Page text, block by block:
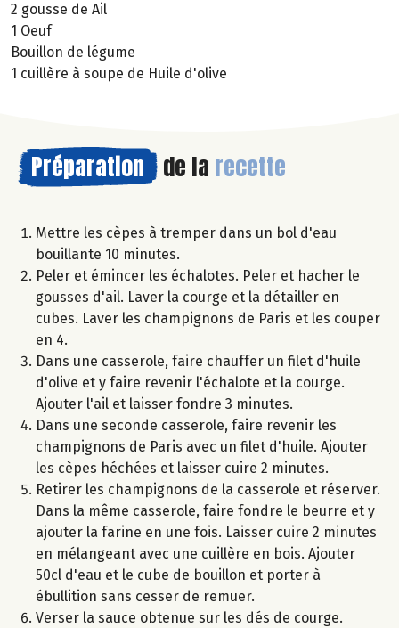
2 gousse de Ail
1 Oeuf
Bouillon de légume
1 cuillère à soupe de Huile d'olive
Préparation de la recette
Mettre les cèpes à tremper dans un bol d'eau
bouillante 10 minutes.
Peler et émincer les échalotes. Peler et hacher le
gousses d'ail. Laver la courge et la détailler en
cubes. Laver les champignons de Paris et les couper
en 4.
Dans une casserole, faire chauffer un filet d'huile
d'olive et y faire revenir l'échalote et la courge.
Ajouter l'ail et laisser fondre 3 minutes.
Dans une seconde casserole, faire revenir les
champignons de Paris avec un filet d'huile. Ajouter
les cèpes héchées et laisser cuire 2 minutes.
Retirer les champignons de la casserole et réserver.
Dans la même casserole, faire fondre le beurre et y
ajouter la farine en une fois. Laisser cuire 2 minutes
en mélangeant avec une cuillère en bois. Ajouter
50cl d'eau et le cube de bouillon et porter à
ébullition sans cesser de remuer.
Verser la sauce obtenue sur les dés de courge.